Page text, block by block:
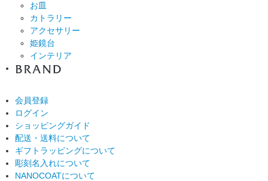
お皿
カトラリー
アクセサリー
姫鏡台
インテリア
会員登録
ログイン
ショッピングガイド
配送・送料について
ギフトラッピングについて
彫刻名入れについて
NANOCOATについて